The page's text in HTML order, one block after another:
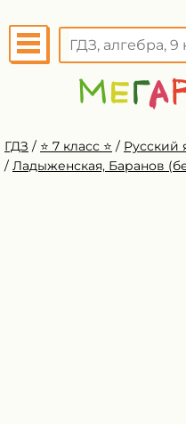
ГДЗ / ⭐️ 7 класс ⭐️ / Русский
/ Ладыженская, Баранов